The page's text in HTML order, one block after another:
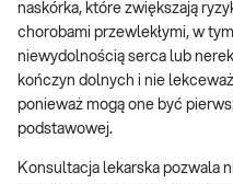
naskórka, które zwiększają
chorobami przewlekłymi, w
niewydolnością serca lub
kończyn dolnych i nie
ponieważ mogą one być
podstawowej.
Konsultacja lekarska pozwala